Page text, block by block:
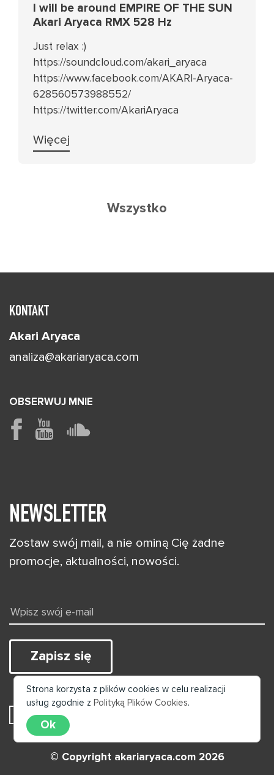
I will be around EMPIRE OF THE SUN
Akari Aryaca RMX 528 Hz
Just relax :)
https://soundcloud.com/akari_aryaca
https://www.facebook.com/AKARI-Aryaca-
628560573988552/
https://twitter.com/AkariAryaca
Więcej
Wszystko
Strona korzysta z plików cookies w celu realizacji
usług zgodnie zPolityką Plików Cookies.
Ok
KONTAKT
Akari Aryaca
analiza@akariaryaca.com
OBSERWUJ MNIE
NEWSLETTER
Zostaw swój mail, a nie ominą Cię żadne
promocje, aktualności, nowości.
Zapisz się
Wyrażam zgodę na przetwarzanie moich danych
© Copyright akariaryaca.com 2026